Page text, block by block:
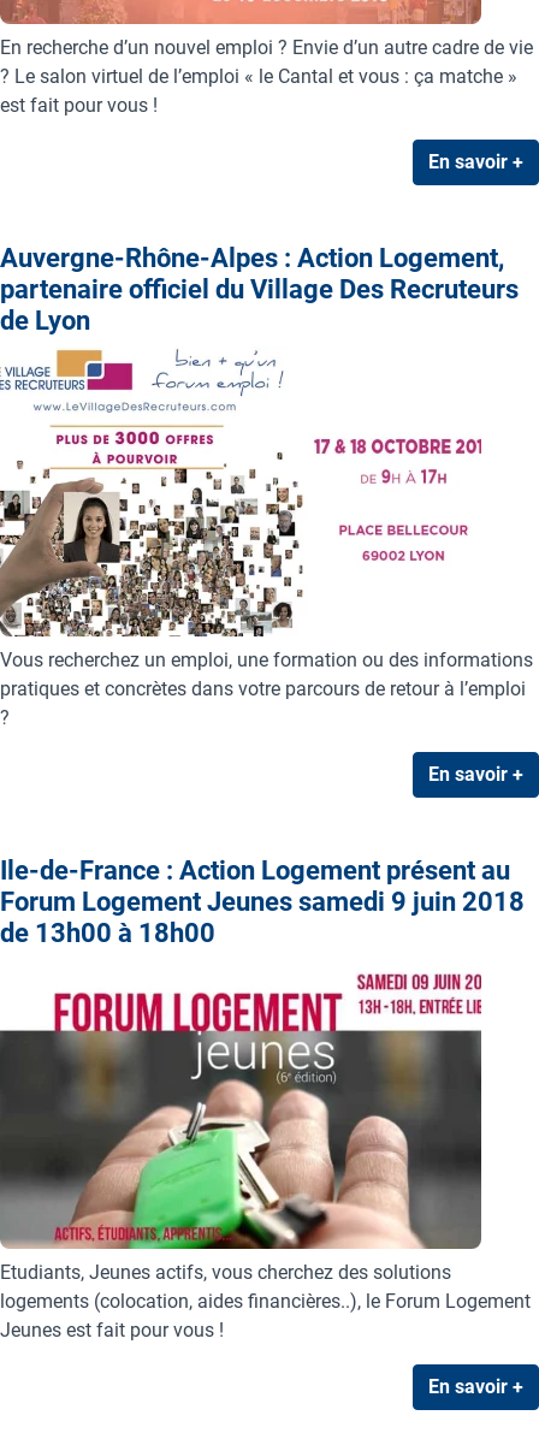
En recherche d’un nouvel emploi ? Envie d’un autre cadre de vie
? Le salon virtuel de l’emploi « le Cantal et vous : ça matche »
est fait pour vous !
En savoir +
Auvergne-Rhône-Alpes : Action Logement,
partenaire officiel du Village Des Recruteurs
de Lyon
Vous recherchez un emploi, une formation ou des informations
pratiques et concrètes dans votre parcours de retour à l’emploi
?
En savoir +
Ile-de-France : Action Logement présent au
Forum Logement Jeunes samedi 9 juin 2018
de 13h00 à 18h00
Etudiants, Jeunes actifs, vous cherchez des solutions
logements (colocation, aides financières..), le Forum Logement
Jeunes est fait pour vous !
En savoir +